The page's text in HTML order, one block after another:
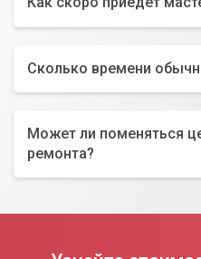
Сколько времени
Может ли поменяться
ремонта?